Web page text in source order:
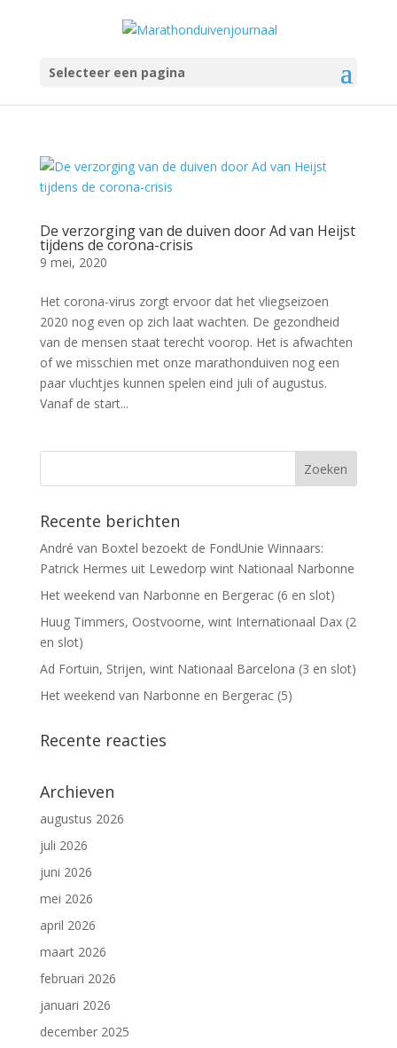
Selecteer een pagina
De verzorging van de duiven door Ad van Heijst
tijdens de corona-crisis
9 mei, 2020
Het corona-virus zorgt ervoor dat het vliegseizoen
2020 nog even op zich laat wachten. De gezondheid
van de mensen staat terecht voorop. Het is afwachten
of we misschien met onze marathonduiven nog een
paar vluchtjes kunnen spelen eind juli of augustus.
Vanaf de start...
Recente berichten
André van Boxtel bezoekt de FondUnie Winnaars:
Patrick Hermes uit Lewedorp wint Nationaal Narbonne
Het weekend van Narbonne en Bergerac (6 en slot)
Huug Timmers, Oostvoorne, wint Internationaal Dax (2
en slot)
Ad Fortuin, Strijen, wint Nationaal Barcelona (3 en slot)
Het weekend van Narbonne en Bergerac (5)
Recente reacties
Archieven
augustus 2026
juli 2026
juni 2026
mei 2026
april 2026
maart 2026
februari 2026
januari 2026
december 2025